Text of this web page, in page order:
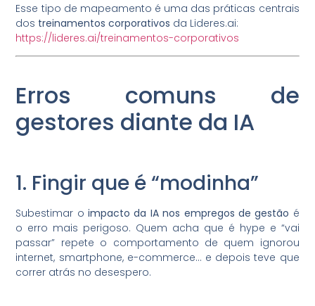
Esse tipo de mapeamento é uma das práticas centrais
dos treinamentos corporativos da Lideres.ai:
https://lideres.ai/treinamentos-corporativos
Erros comuns de
gestores diante da IA
1. Fingir que é “modinha”
Subestimar oimpacto da IA nos empregos de gestão é
o erro mais perigoso. Quem acha que é hype e “vai
passar” repete o comportamento de quem ignorou
internet, smartphone, e-commerce… e depois teve que
correr atrás no desespero.